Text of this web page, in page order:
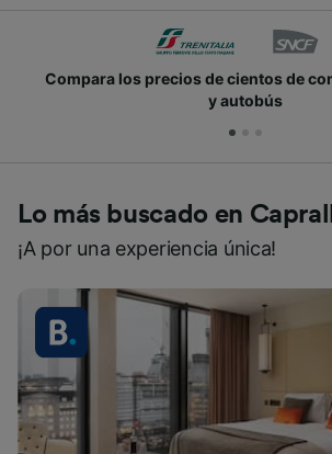
Compara los precios de cientos de
y autobús
Lo más buscado en
¡A por una experiencia única!